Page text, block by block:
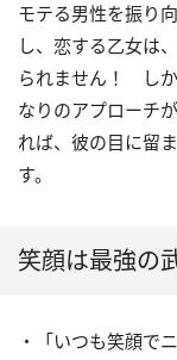
モテる男性を振り
し、恋する乙女は
られません！ し
なりのアプローチ
れば、彼の目に留
す。
笑顔は最強の
・「いつも笑顔で